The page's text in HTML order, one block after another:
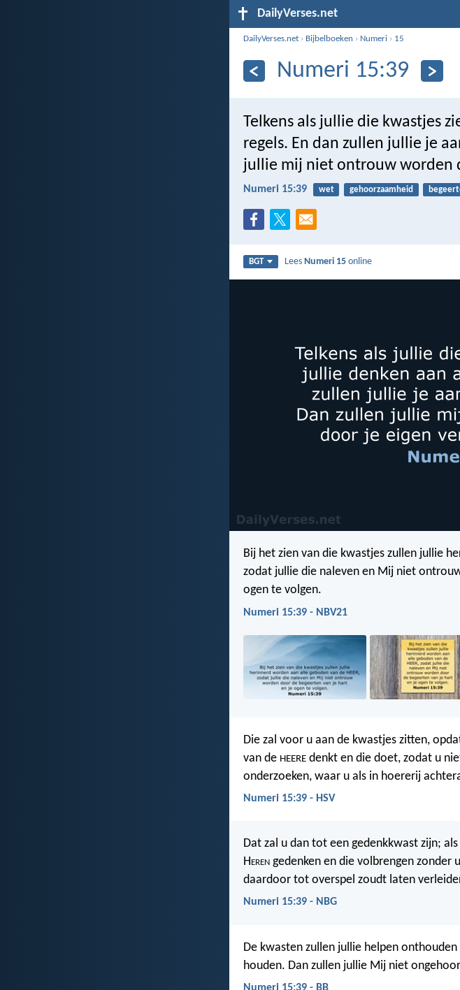
DailyVerses.net
DailyVerses.net › Bijbelboeken › Numeri › 15
Numeri 15:39
Telkens als jullie die kwastjes
regels. En dan zullen jullie je
jullie mij niet ontrouw worden
Numeri 15:39 wet gehoorzaamheid
BGT LeesNumeri 15 online
Bij het zien van die kwastjes zullen jullie
zodat jullie die naleven en Mij niet
ogen te volgen.
Numeri 15:39 - NBV21
Die zal voor u aan de kwastjes zitten,
van de HEERE denkt en die doet, zodat u
onderzoeken, waar u als in hoererij
Numeri 15:39 - HSV
Dat zal u dan tot een gedenkkwast zijn;
Heren gedenken en die volbrengen
daardoor tot overspel zoudt laten
Numeri 15:39 - NBG
De kwasten zullen jullie helpen
houden. Dan zullen jullie Mij niet
Numeri 15:39 - BB